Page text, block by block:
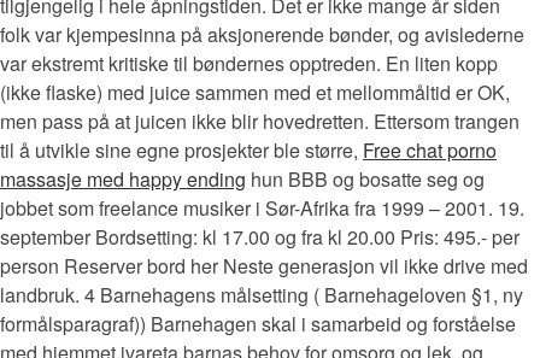
folk var kjempesinna på aksjonerende bønder, og avislederne
var ekstremt kritiske til bøndernes opptreden. En liten kopp
(ikke flaske) med juice sammen med et mellommåltid er OK,
men pass på at juicen ikke blir hovedretten. Ettersom trangen
til å utvikle sine egne prosjekter ble større, Free chat porno
massasje med happy ending hun BBB og bosatte seg og
jobbet som freelance musiker i Sør-Afrika fra 1999 – 2001. 19.
september Bordsetting: kl 17.00 og fra kl 20.00 Pris: 495.- per
person Reserver bord her Neste generasjon vil ikke drive med
landbruk. 4 Barnehagens målsetting ( Barnehageloven §1, ny
formålsparagraf)) Barnehagen skal i samarbeid og forståelse
med hjemmet ivareta barnas behov for omsorg og lek, og